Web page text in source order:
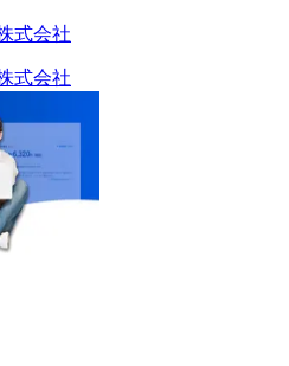
式会社
式会社